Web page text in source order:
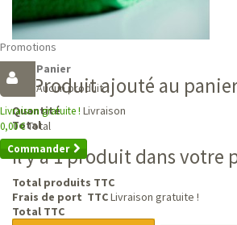
Promotions
Panier
Aucun produit
Livraison gratuite ! Livraison
0,00 €Total
Commander
Produit ajouté au
Quantité
Total
Il y a 1 produit dans votre
Total produits TTC
Frais de port TTCLivraison gratuite !
Total TTC